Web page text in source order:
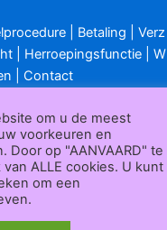
| Betaling
Verz
| Herroepingsfunctie| W
Contact
om u de meest
voorkeuren en
Door op "AANVAARD" te
ALLE cookies. U kunt
om een